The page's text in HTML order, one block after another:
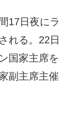
17日夜にラ
れる。22日
国家主席を
副主席主催